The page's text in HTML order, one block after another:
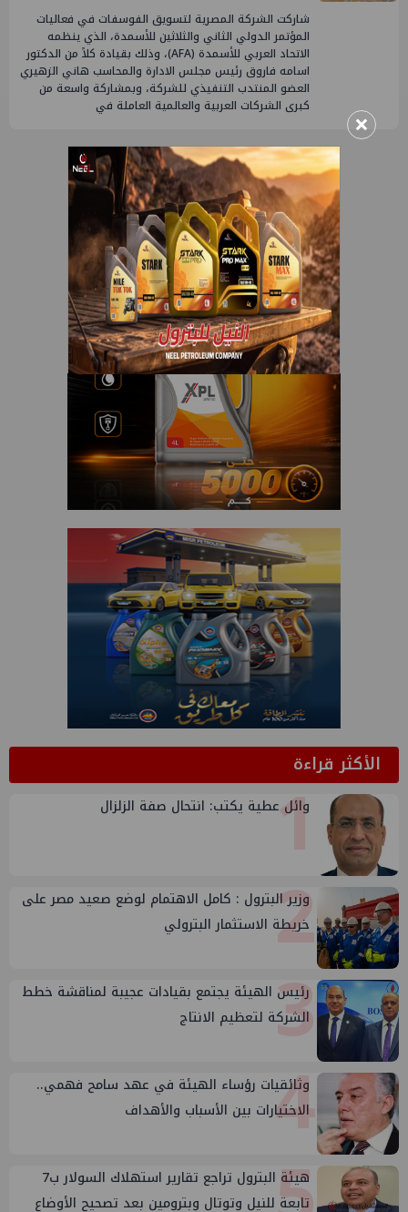
شاركت الشركة المصرية لتسويق الفوسفات في فعاليات
المؤتمر الدولي الثاني والثلاثين للأسمدة، الذي ينظمه
الاتحاد العربي للأسمدة (AFA)، وذلك بقيادة كلاً من الدكتور
اسامه فاروق رئيس مجلس الادارة والمحاسب هاني الزهيري
العضو المنتدب التنفيذي للشركة، وبمشاركة واسعة من
كبرى الشركات العربية والعالمية العاملة في
1
2
الأكثر قراءة1
وائل عطية يكتب: انتحال صفة الزلزال
2
وزير البترول : كامل الاهتمام لوضع صعيد مصر على
خريطة الاستثمار البترولي
3
رئيس الهيئة يجتمع بقيادات عجيبة لمناقشة خطط
الشركة لتعظيم الانتاج
4
وثائقيات رؤساء الهيئة في عهد سامح فهمي..
الاختيارات بين الأسباب والأهداف
هيئة البترول تراجع تقارير استهلاك السولار ب7
تابعة للنيل وتوتال وبترومين بعد تصحيح الأوضاع
×